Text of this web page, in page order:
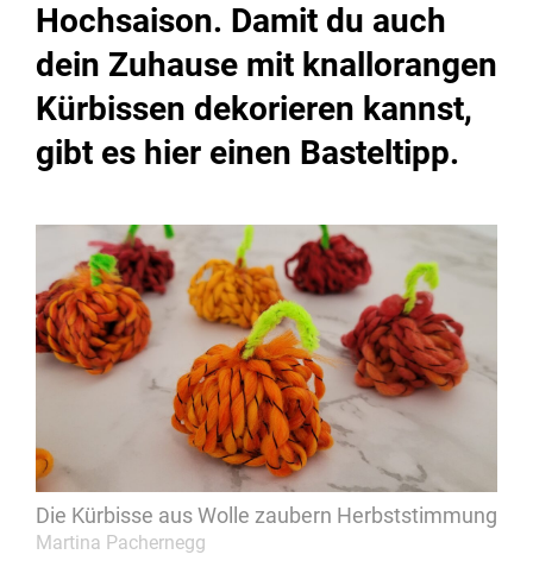
Hochsaison. Damit du auch
dein Zuhause mit knallorangen
Kürbissen dekorieren kannst,
gibt es hier einen Basteltipp.
Die Kürbisse aus Wolle zaubern Herbststimmung
Martina Pachernegg